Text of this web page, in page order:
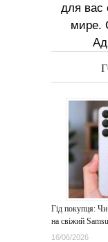
для вас
мире.
Гід покупця:
на свіжий
16/06/2026